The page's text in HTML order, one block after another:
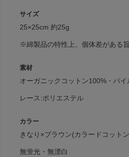
サイズ
25×25cm 約25g
※綿製品の特性上、個体差がある
素材
オーガニックコットン100%・パイ
レース:ポリエステル
カラー
きなり×ブラウン(カラードコット
無蛍光・無漂白